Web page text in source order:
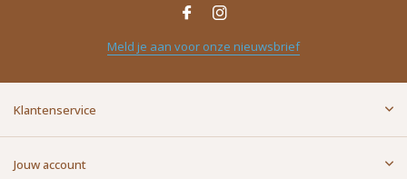
Meld je aan voor onze nieuwsbrief
Klantenservice
Jouw account